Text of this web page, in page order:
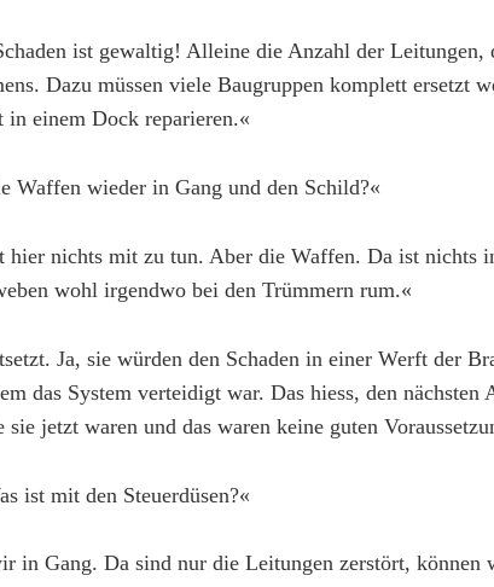
ist gewaltig! Alleine die Anzahl der Leitungen,
Dazu müssen viele Baugruppen komplett ersetzt
in einem Dock reparieren.«
Waffen wieder in Gang und den Schild?«
hier nichts mit zu tun. Aber die Waffen. Da ist nichts
wohl irgendwo bei den Trümmern rum.«
Ja, sie würden den Schaden in einer Werft der
das System verteidigt war. Das hiess, den nächsten
sie jetzt waren und das waren keine guten
ist mit den Steuerdüsen?«
in Gang. Da sind nur die Leitungen zerstört, können